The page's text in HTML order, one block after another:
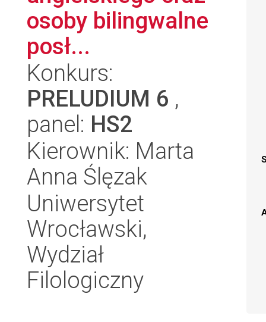
osoby bilingwalne
posł...
Konkurs:
PRELUDIUM 6 ,
panel: HS2
Kierownik: Marta
Anna Ślęzak
Uniwersytet
Wrocławski,
Wydział
Filologiczny